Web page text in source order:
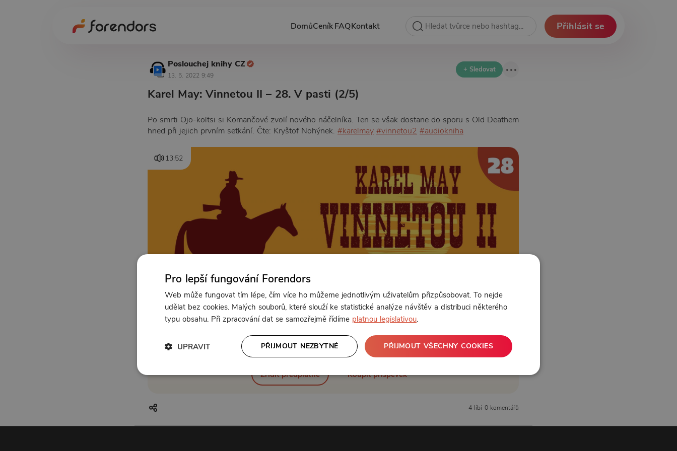
DomůCeníkFAQKontakt Přihlásit se
Poslouchej knihy CZ
13. 5. 2022 9:49
+ Sledovat
Karel May: Vinnetou II – 28. V pasti (2/5)
Po smrti Ojo-koltsi si Komančové zvolí nového náčelníka. Ten se však dostane do sporu s Old Deathem
hned při jejich prvním setkání. Čte: Kryštof Nohýnek.#karelmay #vinnetou2 #audiokniha
13:52
Od 89 Kč měsíčně nebo 39 Kč jednorázově
Zřídit předplatné Koupit příspěvek
4 líbí 0 komentářů
Pro lepší fungování Forendors
Web může fungovat tím lépe, čím více ho můžeme jednotlivým uživatelům přizpůsobovat. To nejde
udělat bez cookies. Malých souborů, které slouží ke statistické analýze návštěv a distribuci některého
typu obsahu. Při zpracování dat se samozřejmě řídíme platnou legislativou.
PŘIJMOUT VŠECHNY COOKIES
PŘIJMOUT NEZBYTNÉ
UPRAVIT